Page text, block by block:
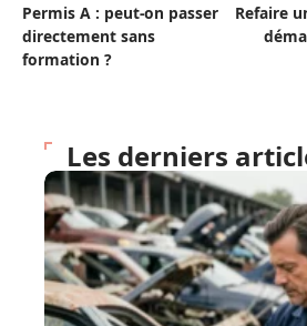
Permis A : peut-on passer
directement sans
formation ?
Refaire
Les derniers